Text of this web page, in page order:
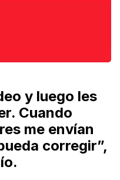
y luego les
Cuando
me envían
corregir”,